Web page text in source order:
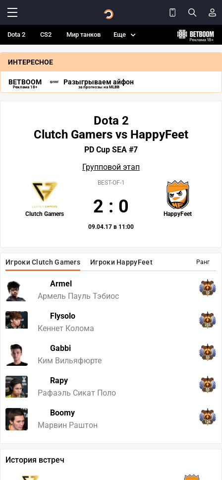
Dota 2 CS2 Мир танков Еще
ИНТЕРЕСНОЕ
BETBOOM
Реклама 18+
Разыгрываем айфон
за прогнозы на MLBB
Ранг
Игроки Clutch Gamers Игроки HappyFeet
Armel
Армель Пауль Тэбиос
10
Flysolo
Кеннет Колома
255
Gabbi
Ким Вильяфюрте
33
Rapy
Рафаэль Сикат Поло
55
Boomy
Марвин Раштон
126
Dota 2
Clutch Gamers vs HappyFeet
PD Cup SEA #7
Групповой этап
Clutch Gamers HappyFeet
BEST-OF-1
2 : 0
09.04.17 в 11:00
История встреч